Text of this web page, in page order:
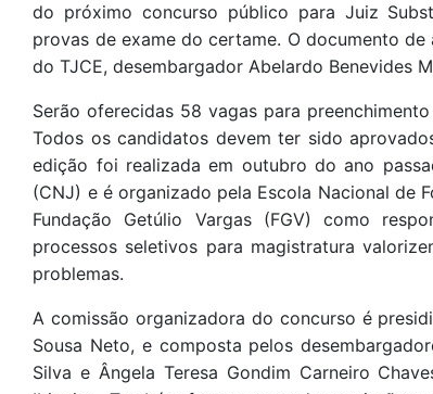
do próximo concurso público para Juiz
provas de exame do certame. O documento
do TJCE, desembargador Abelardo Benevides
Serão oferecidas 58 vagas para
Todos os candidatos devem ter sido
edição foi realizada em outubro do ano
(CNJ) e é organizado pela Escola Nacional de
Fundação Getúlio Vargas (FGV) como
processos seletivos para magistratura
problemas.
A comissão organizadora do concurso é
Sousa Neto, e composta pelos
Silva e Ângela Teresa Gondim Carneiro